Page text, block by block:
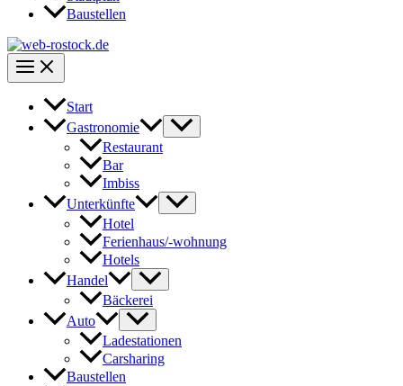
Baustellen
Start
Gastronomie
Restaurant
Bar
Imbiss
Unterkünfte
Hotel
Ferienhaus/-wohnung
Hotels
Handel
Bäckerei
Auto
Ladestationen
Carsharing
Baustellen